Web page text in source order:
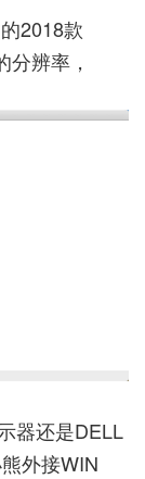
2018款
辨率，
器还是DELL
外接WIN